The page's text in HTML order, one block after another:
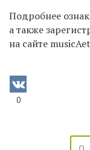
Подробнее
а также
на сайте
0